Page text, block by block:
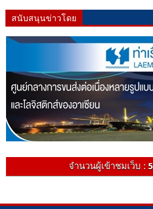
สนับสนุนข่าวโดย
จำนวนผู้เข้าชมเว็บ :